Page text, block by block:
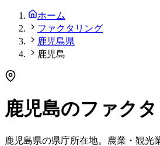
ホーム
ファクタリング
鹿児島県
鹿児島
鹿児島のファク
鹿児島県の県庁所在地。農業・観光